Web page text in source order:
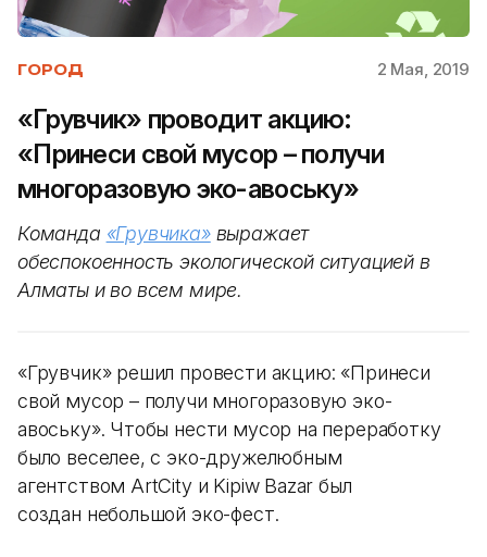
ГОРОД 2 Мая, 2019
«Грувчик» проводит акцию:
«Принеси свой мусор – получи
многоразовую эко-авоську»
Команда «Грувчика»выражает
обеспокоенность экологической ситуацией в
Алматы и во всем мире.
«Грувчик» решил провести акцию: «Принеси
свой мусор – получи многоразовую эко-
авоську». Чтобы нести мусор на переработку
было веселее, с эко-дружелюбным
агентством ArtCity и Kipiw Bazar был
создан небольшой эко-фест.